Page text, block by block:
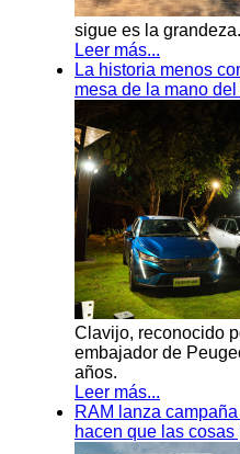
sigue es la grandeza.
Leer más...
La historia menos
mesa de la mano
Clavijo, reconocido
embajador de
años.
Leer más...
RAM lanza
hacen que las cosas